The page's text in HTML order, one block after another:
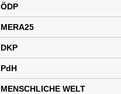
ÖDP
MERA25
DKP
PdH
MENSCHLICHE WELT